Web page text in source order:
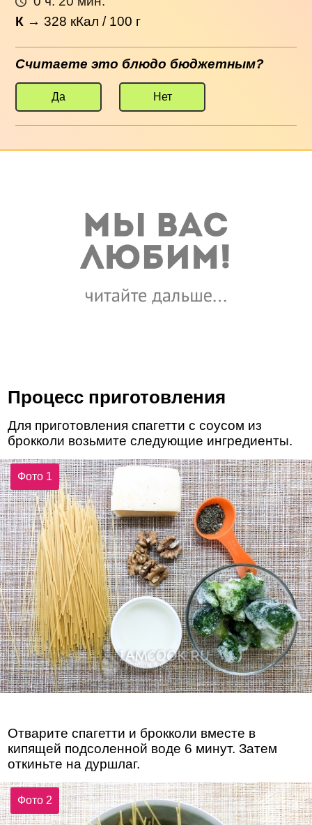
К →328 кКал / 100 г
Считаете это блюдо бюджетным?
Да Нет
Процесс приготовления
Для приготовления спагетти с соусом из
брокколи возьмите следующие ингредиенты.
Фото 1
Отварите спагетти и брокколи вместе в
кипящей подсоленной воде 6 минут. Затем
откиньте на дуршлаг.
Фото 2